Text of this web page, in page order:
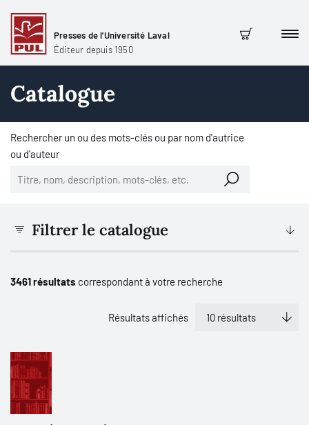
Presses de l'Université Laval
Éditeur depuis 1950
Panier
Catalogue
Rechercher un ou des mots-clés ou par nom d'autrice
ou d'auteur
Filtrer le catalogue
3461 résultats correspondant à votre recherche
Résultats affichés